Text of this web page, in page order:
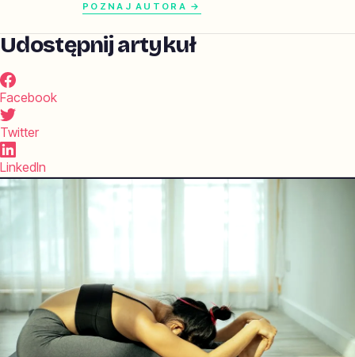
POZNAJ AUTORA →
Udostępnij artykuł
Facebook
Twitter
LinkedIn